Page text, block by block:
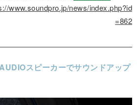
www.soundpro.jp/news/index.php?id
=862
スピーカーでサウンドアップ